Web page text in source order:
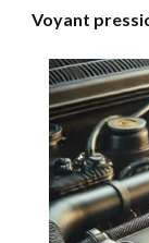
Voyant